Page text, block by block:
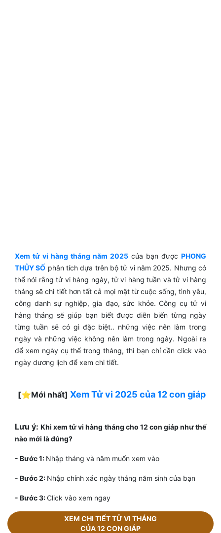
Xem tử vi hàng tháng năm 2025 của bạn được PHONG
THỦY SỐ phân tích dựa trên bộ tử vi năm 2025. Nhưng có
thể nói rằng tử vi hàng ngày, tử vi hàng tuần và tử vi hàng
tháng sẽ chi tiết hơn tất cả mọi mặt từ cuộc sống, tình yêu,
công danh sự nghiệp, gia đạo, sức khỏe. Công cụ tử vi
hàng tháng sẽ giúp bạn biết được diễn biến từng ngày
từng tuần sẽ có gì đặc biệt.. những việc nên làm trong
ngày và những việc không nên làm trong ngày. Ngoài ra
để xem ngày cụ thể trong tháng, thì bạn chỉ cần click vào
ngày dương lịch để xem chi tiết.
[⭐️Mới nhất] Xem Tử vi 2025 của 12 con giáp
Lưu ý:Khi xem tử vi hàng tháng cho 12 con giáp như thế
nào mới là đúng?
- Bước 1: Nhập tháng và năm muốn xem vào
- Bước 2: Nhập chính xác ngày tháng năm sinh của bạn
- Bước 3:Click vào xem ngay
XEM CHI TIẾT TỬ VI THÁNG
CỦA 12 CON GIÁP